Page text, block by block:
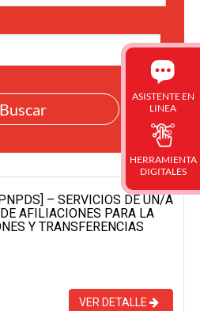
– SERVICIOS DE UN/A
AFILIACIONES PARA LA
Y TRANSFERENCIAS
VER DETALLE
ASISTENTE EN
LINEA
HERRAMIENTA
DIGITALES